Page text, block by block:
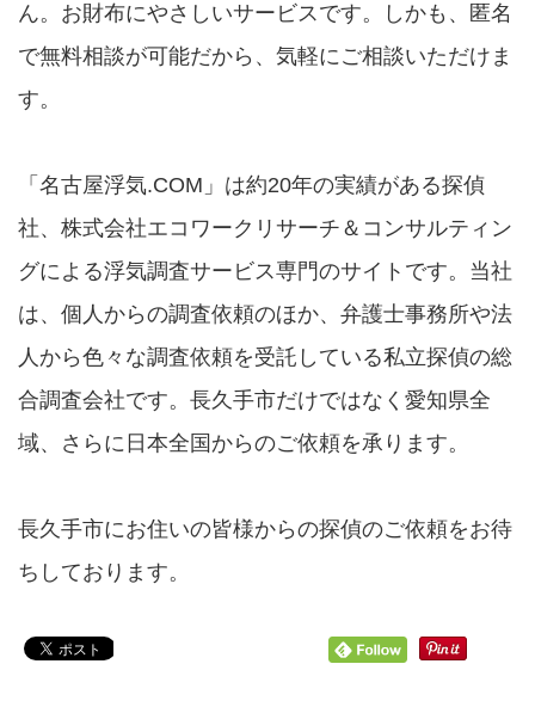
ん。お財布にやさしいサービスです。しかも、匿名
で無料相談が可能だから、気軽にご相談いただけま
す。
「名古屋浮気.COM」は約20年の実績がある探偵
社、株式会社エコワークリサーチ＆コンサルティン
グによる浮気調査サービス専門のサイトです。当社
は、個人からの調査依頼のほか、弁護士事務所や法
人から色々な調査依頼を受託している私立探偵の総
合調査会社です。長久手市だけではなく愛知県全
域、さらに日本全国からのご依頼を承ります。
長久手市にお住いの皆様からの探偵のご依頼をお待
ちしております。